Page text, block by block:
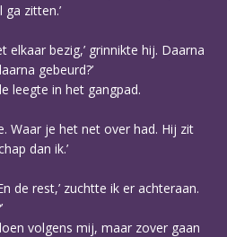
zitten.’
elkaar bezig,’ grinnikte hij. Daarna
gebeurd?’
leegte in het gangpad.
Waar je het net over had. Hij zit
dan ik.’
de rest,’ zuchtte ik er achteraan.
volgens mij, maar zover gaan